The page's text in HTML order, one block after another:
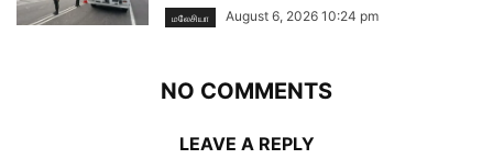
மலேசியா August 6, 2026 10:24 pm
NO COMMENTS
LEAVE A REPLY